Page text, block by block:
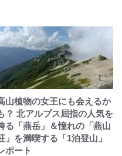
山植物の女王にも会えるか
？ 北アルプス屈指の人気を
る「燕岳」＆憧れの「燕山
」を満喫する「1泊登山」
ポート